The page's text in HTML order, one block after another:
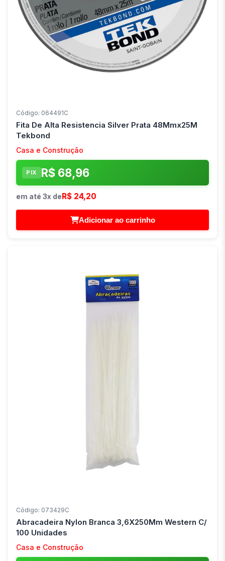
Código: 064491C
Fita De Alta Resistencia Silver Prata 48Mmx25M
Tekbond
Casa e Construção
PIX R$ 68,96
em até 3x deR$ 24,20
Adicionar ao carrinho
Código: 073429C
Abracadeira Nylon Branca 3,6X250Mm Western C/
100 Unidades
Casa e Construção